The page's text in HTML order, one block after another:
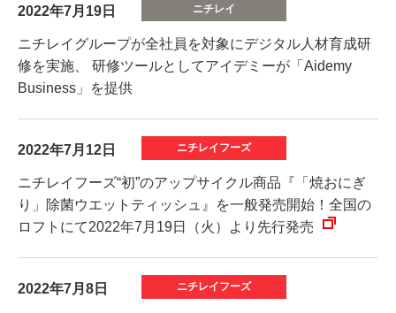
2022年7月19日
ニチレイグループが全社員を対象にデジタル人材育成研
修を実施、 研修ツールとしてアイデミーが「Aidemy
Business」を提供
2022年7月12日
ニチレイフーズ“初”のアップサイクル商品『「焼おにぎ
り」除菌ウエットティッシュ』を一般発売開始！全国の
ロフトにて2022年7月19日（火）より先行発売
2022年7月8日